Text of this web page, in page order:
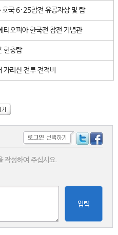
호국 6·25참전 유공자상 및 탑
티오피아 한국전 참전 기념관
현충탑
가리산 전투 전적비
작성하여 주십시요.
입력